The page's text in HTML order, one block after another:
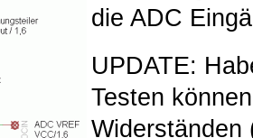
die ADC
UPDATE:
Testen
Widerständen